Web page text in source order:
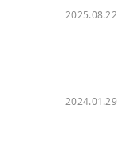
2025.08.22
2024.01.29